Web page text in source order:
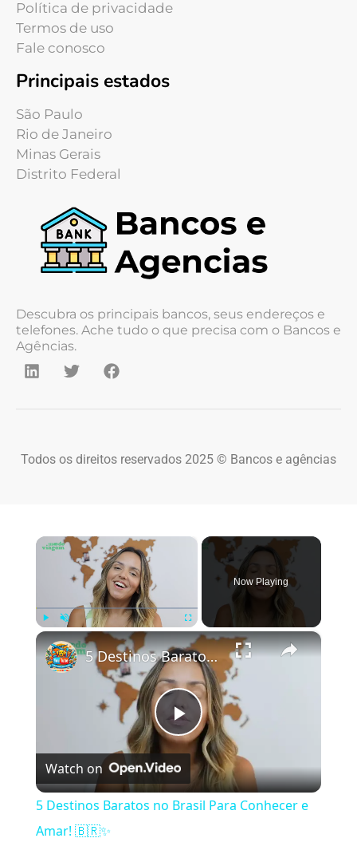
Política de privacidade
Termos de uso
Fale conosco
Principais estados
São Paulo
Rio de Janeiro
Minas Gerais
Distrito Federal
Descubra os principais bancos, seus endereços e
telefones. Ache tudo o que precisa com o Bancos e
Agências.
Todos os direitos reservados 2025 © Bancos e agências
×
Fullscreen
Now Playing
×
Play Video
5 Destinos Baratos no Brasil Para Conhecer e Amar! 🇧🇷✨
Watch on
5 Destinos Baratos no Brasil Para Conhecer e
Amar! 🇧🇷✨